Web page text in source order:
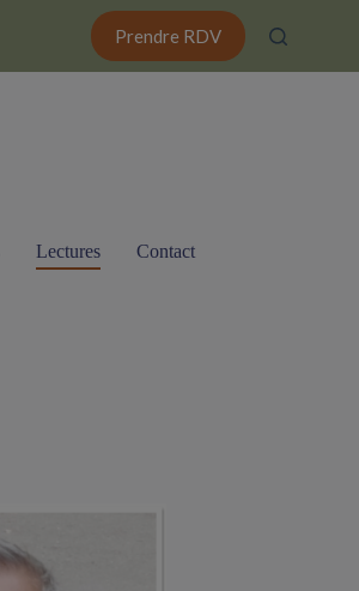
Prendre RDV
Lectures Contact